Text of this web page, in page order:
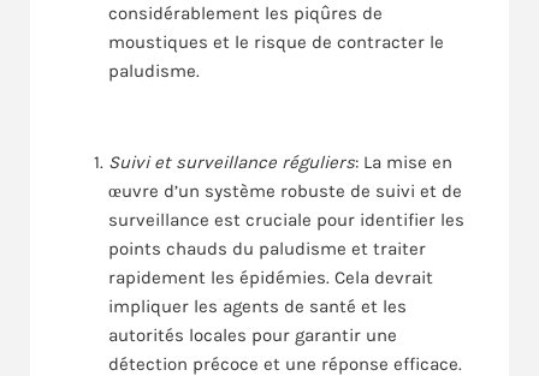
considérablement les piqûres de
moustiques et le risque de contracter le
paludisme.
Suivi et surveillance réguliers: La mise en
œuvre d’un système robuste de suivi et de
surveillance est cruciale pour identifier les
points chauds du paludisme et traiter
rapidement les épidémies. Cela devrait
impliquer les agents de santé et les
autorités locales pour garantir une
détection précoce et une réponse efficace.